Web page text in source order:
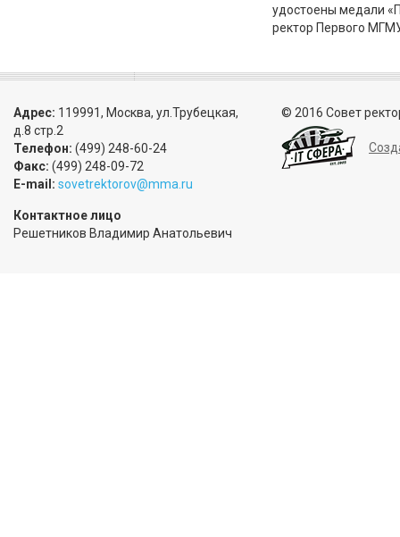
удостоены медали
ректор Первого
Адрес: 119991, Москва, ул.Трубецкая,
д.8 стр.2
Телефон: (499) 248-60-24
Факс: (499) 248-09-72
E-mail: sovetrektorov@mma.ru
Контактное лицо
Решетников Владимир Анатольевич
© 2016 Совет